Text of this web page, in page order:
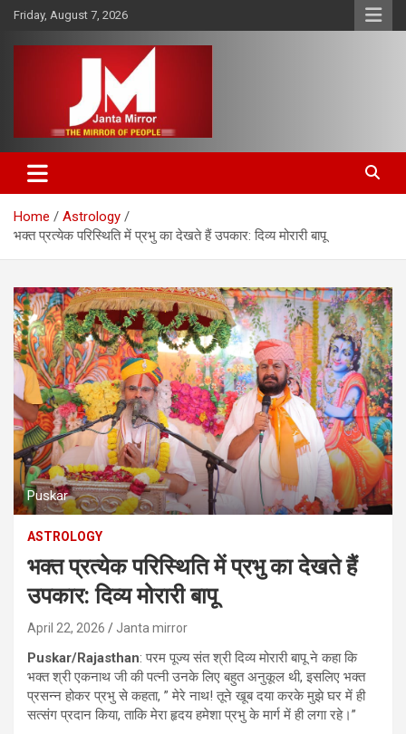
Skip
content
Friday, August 7, 2026
Janta Mirror
Home
Astrology
भक्त प्रत्येक परिस्थिति में प्रभु का देखते हैं उपकार: दिव्‍य मोरारी बापू
Puskar
ASTROLOGY
भक्त प्रत्येक परिस्थिति में प्रभु का देखते हैं
उपकार: दिव्‍य मोरारी बापू
April 22, 2026 Janta mirror
Puskar/Rajasthan: परम पूज्य संत श्री दिव्य मोरारी बापू ने कहा कि
भक्त श्री एकनाथ जी की पत्नी उनके लिए बहुत अनुकूल थी, इसलिए भक्त
प्रसन्न होकर प्रभु से कहता, ” मेरे नाथ! तूने खूब दया करके मुझे घर में ही
सत्संग प्रदान किया, ताकि मेरा हृदय हमेशा प्रभु के मार्ग में ही लगा रहे।”